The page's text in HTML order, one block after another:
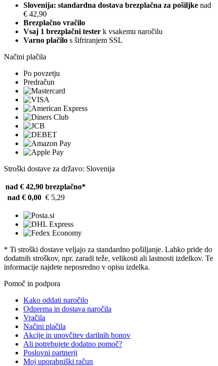
Slovenija: standardna dostava brezplačna za pošiljke nad
€ 42,90
Brezplačno vračilo
Vsaj 1 brezplačni tester k vsakemu naročilu
Varno plačilo s šifriranjem SSL
Načini plačila
Po povzetju
Predračun
Stroški dostave za državo: Slovenija
nad € 42,90 brezplačno*
nad € 0,00 € 5,29
* Ti stroški dostave veljajo za standardno pošiljanje. Lahko pride do
dodatnih stroškov, npr. zaradi teže, velikosti ali lastnosti izdelkov. Te
informacije najdete neposredno v opisu izdelka.
Pomoč in podpora
Kako oddati naročilo
Odprema in dostava naročila
Vračila
Načini plačila
Akcije in unovčitev darilnih bonov
Ali potrebujete dodatno pomoč?
Poslovni partnerji
Moj uporabniški račun